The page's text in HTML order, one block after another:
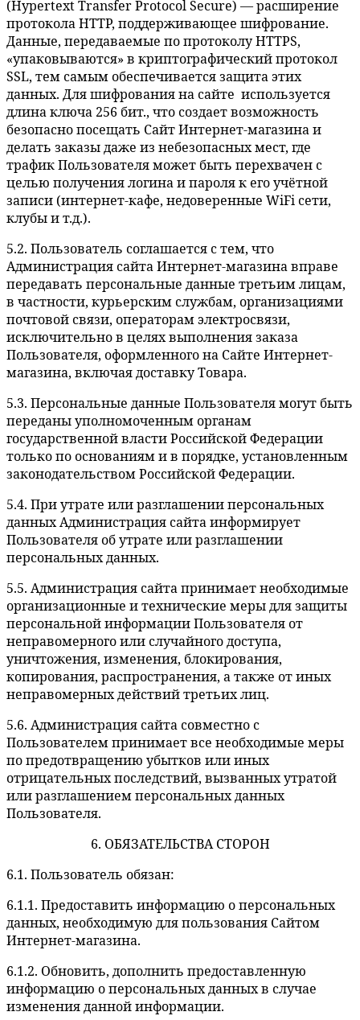
(Hypertext Transfer Protocol Secure) — расширение
протокола HTTP, поддерживающее шифрование.
Данные, передаваемые по протоколу HTTPS,
«упаковываются» в криптографический протокол
SSL, тем самым обеспечивается защита этих
данных. Для шифрования на сайте используется
длина ключа 256 бит., что создает возможность
безопасно посещать Сайт Интернет-магазина и
делать заказы даже из небезопасных мест, где
трафик Пользователя может быть перехвачен с
целью получения логина и пароля к его учётной
записи (интернет-кафе, недоверенные WiFi сети,
клубы и т.д.).
5.2. Пользователь соглашается с тем, что
Администрация сайта Интернет-магазина вправе
передавать персональные данные третьим лицам,
в частности, курьерским службам, организациями
почтовой связи, операторам электросвязи,
исключительно в целях выполнения заказа
Пользователя, оформленного на Сайте Интернет-
магазина, включая доставку Товара.
5.3. Персональные данные Пользователя могут быть
переданы уполномоченным органам
государственной власти Российской Федерации
только по основаниям и в порядке, установленным
законодательством Российской Федерации.
5.4. При утрате или разглашении персональных
данных Администрация сайта информирует
Пользователя об утрате или разглашении
персональных данных.
5.5. Администрация сайта принимает необходимые
организационные и технические меры для защиты
персональной информации Пользователя от
неправомерного или случайного доступа,
уничтожения, изменения, блокирования,
копирования, распространения, а также от иных
неправомерных действий третьих лиц.
5.6. Администрация сайта совместно с
Пользователем принимает все необходимые меры
по предотвращению убытков или иных
отрицательных последствий, вызванных утратой
или разглашением персональных данных
Пользователя.
6. ОБЯЗАТЕЛЬСТВА СТОРОН
6.1. Пользователь обязан:
6.1.1. Предоставить информацию о персональных
данных, необходимую для пользования Сайтом
Интернет-магазина.
6.1.2. Обновить, дополнить предоставленную
информацию о персональных данных в случае
изменения данной информации.